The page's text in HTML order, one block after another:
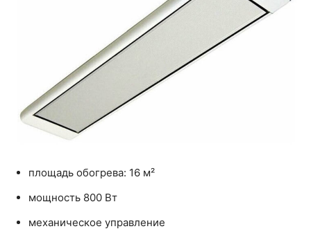
площадь обогрева: 16 м²
мощность 800 Вт
механическое управление